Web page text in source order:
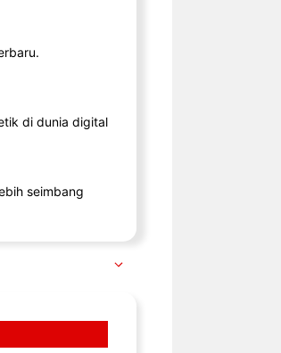
di dunia digital
seimbang